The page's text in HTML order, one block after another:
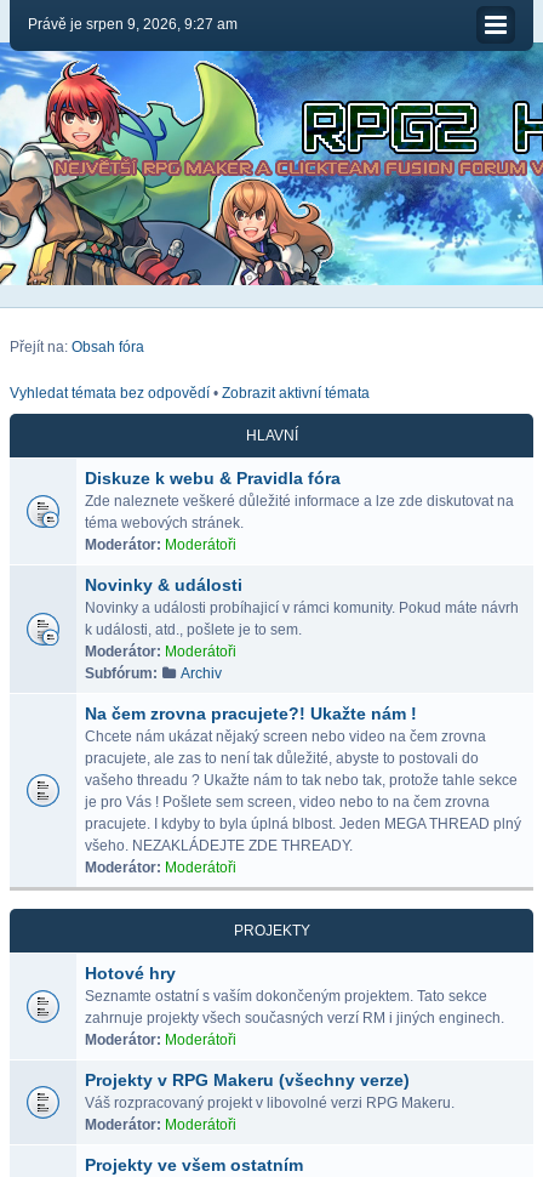
Právě je srpen 9, 2026, 9:27 am
Přejít na: Obsah fóra
Vyhledat témata bez odpovědí • Zobrazit aktivní témata
HLAVNÍ
Diskuze k webu & Pravidla fóra
Zde naleznete veškeré důležité informace a lze zde diskutovat na
téma webových stránek.
Moderátor: Moderátoři
Novinky & události
Novinky a události probíhajicí v rámci komunity. Pokud máte návrh
k události, atd., pošlete je to sem.
Moderátor: Moderátoři
Subfórum:
Archiv
Na čem zrovna pracujete?! Ukažte nám !
Chcete nám ukázat nějaký screen nebo video na čem zrovna
pracujete, ale zas to není tak důležité, abyste to postovali do
vašeho threadu ? Ukažte nám to tak nebo tak, protože tahle sekce
je pro Vás ! Pošlete sem screen, video nebo to na čem zrovna
pracujete. I kdyby to byla úplná blbost. Jeden MEGA THREAD plný
všeho. NEZAKLÁDEJTE ZDE THREADY.
Moderátor: Moderátoři
PROJEKTY
Hotové hry
Seznamte ostatní s vaším dokončeným projektem. Tato sekce
zahrnuje projekty všech současných verzí RM i jiných enginech.
Moderátor: Moderátoři
Projekty v RPG Makeru (všechny verze)
Váš rozpracovaný projekt v libovolné verzi RPG Makeru.
Moderátor: Moderátoři
Projekty ve všem ostatním